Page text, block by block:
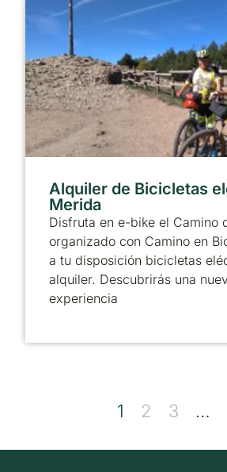
Alquiler de Bicicletas
Merida
Disfruta en e-bike el Camino
organizado con Camino en
a tu disposición bicicletas
alquiler. Descubrirás una
experiencia
1 2 3 …